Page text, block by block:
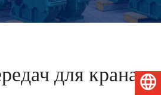
для крана: Русский